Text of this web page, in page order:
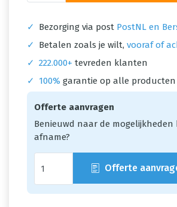
✓ Bezorging via post PostNL en
✓
Betalen zoals je wilt, vooraf of
✓ 222.000+ tevreden klanten
✓
100% garantie op alle producten
Offerte aanvragen
Benieuwd naar de mogelijkheden
afname?
Offerte